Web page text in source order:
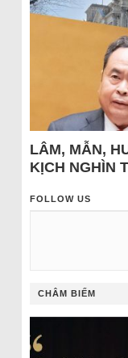
LÂM, MẪN,
KỊCH NGHÌN
FOLLOW US
CHÂM BIẾM